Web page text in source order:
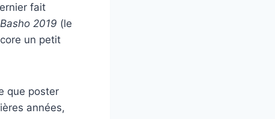
fait
2019 (le
un petit
que poster
années,